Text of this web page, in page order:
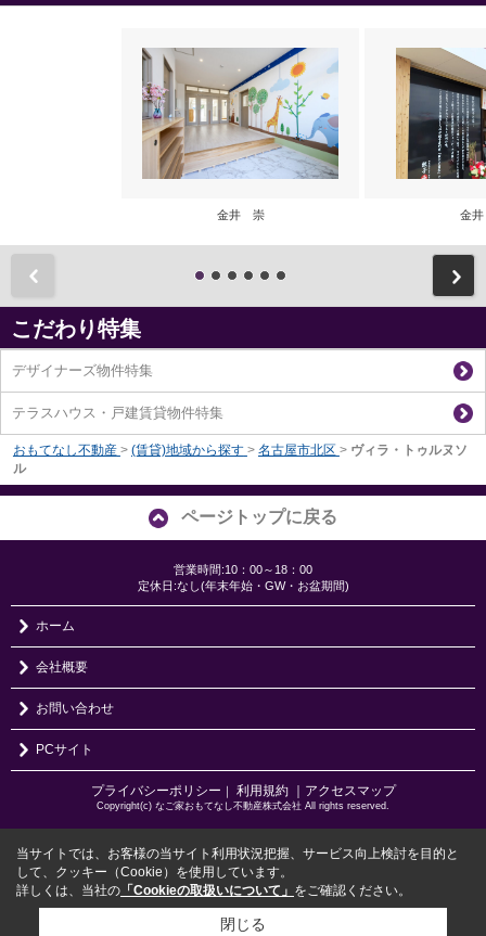
金井 崇 金
こだわり特集
デザイナーズ物件特集
テラスハウス・戸建賃貸物件特集
おもてなし不動産 > (賃貸)地域から探す > 名古屋市北区 > ヴィラ・トゥルヌソ
ル
ページトップに戻る
営業時間:10：00～18：00
定休日:なし(年末年始・GW・お盆期間)
ホーム
会社概要
お問い合わせ
PCサイト
プライバシーポリシー 利用規約 ｜アクセスマップ
Copyright(c) なご家おもてなし不動産株式会社 All rights reserved.
当サイトでは、お客様の当サイト利用状況把握、サービス向上検討を目的と
して、クッキー（Cookie）を使用しています。
詳しくは、当社の 「Cookieの取扱いについて」 をご確認ください。
閉じる